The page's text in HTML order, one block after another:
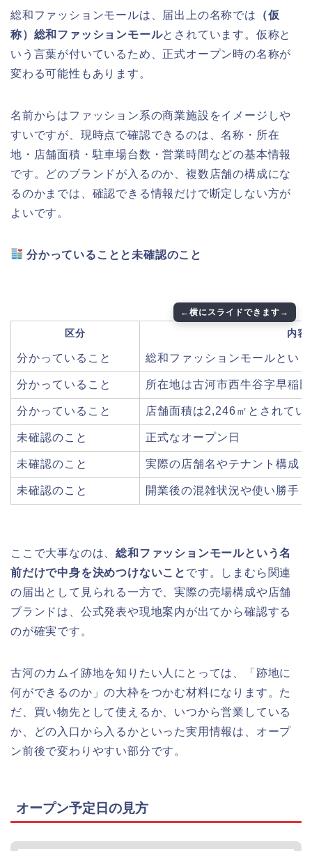
総和ファッションモールは、届出上の名称では
（仮
称）総和ファッションモールとされています。仮称と
いう言葉が付いているため、正式オープン時の名称が
変わる可能性もあります。
名前からはファッション系の商業施設をイメージしや
すいですが、現時点で確認できるのは、名称・所在
地・店舗面積・駐車場台数・営業時間などの基本情報
です。どのブランドが入るのか、複数店舗の構成にな
るのかまでは、確認できる情報だけで断定しない方が
よいです。
分かっていることと未確認のこと
区分 内容
分かっていること 総和ファッションモールとい
分かっていること 所在地は古河市西牛谷字早稲
分かっていること 店舗面積は2,246㎡とされてい
未確認のこと 正式なオープン日
未確認のこと 実際の店舗名やテナント構成
未確認のこと 開業後の混雑状況や使い勝手
ここで大事なのは、総和ファッションモールという名
前だけで中身を決めつけないこと です。しまむら関連
の届出として見られる一方で、実際の売場構成や店舗
ブランドは、公式発表や現地案内が出てから確認する
のが確実です。
古河のカムイ跡地を知りたい人にとっては、「跡地に
何ができるのか」の大枠をつかむ材料になります。た
だ、買い物先として使えるか、いつから営業している
か、どの入口から入るかといった実用情報は、オープ
ン前後で変わりやすい部分です。
オープン予定日の見方